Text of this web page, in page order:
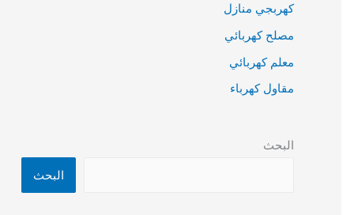
كهربجي منازل
مصلح كهربائي
معلم كهربائي
مقاول كهرباء
البحث
البحث